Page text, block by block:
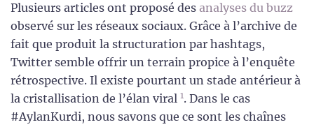
Plusieurs articles ont proposé des analyses du buzz
observé sur les réseaux sociaux. Grâce à l’archive de
fait que produit la structuration par hashtags,
Twitter semble offrir un terrain propice à l’enquête
rétrospective. Il existe pourtant un stade antérieur à
la cristallisation de l’élan viral 1. Dans le cas
#AylanKurdi, nous savons que ce sont les chaînes